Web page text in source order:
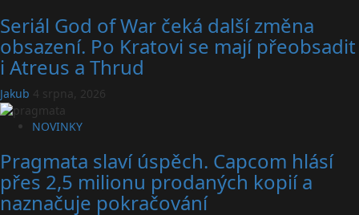
Seriál God of War čeká další změna
obsazení. Po Kratovi se mají přeobsadit
i Atreus a Thrud
Jakub 4 srpna, 2026
NOVINKY
Pragmata slaví úspěch. Capcom hlásí
přes 2,5 milionu prodaných kopií a
naznačuje pokračování